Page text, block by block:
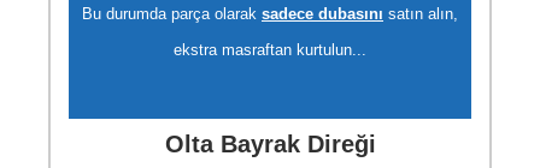
Bu durumda parça olarak sadece dubasını satın alın,
ekstra masraftan kurtulun...
Olta Bayrak Direği